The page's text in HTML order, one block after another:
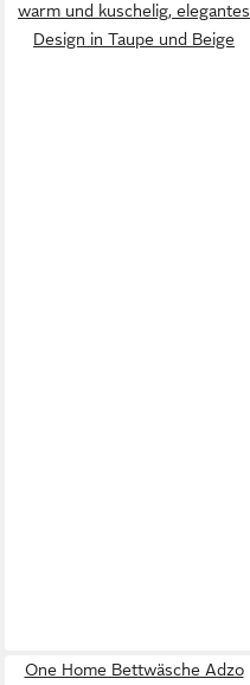
warm und kuschelig, elegantes
Design in Taupe und Beige
One Home Bettwäsche Adzo